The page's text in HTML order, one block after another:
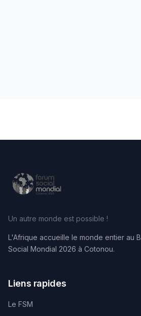
Un autre monde est possible !
L'Afrique accueille le monde entier au
Social Mondial 2026 à Cotonou.
Liens rapides
Le FSM